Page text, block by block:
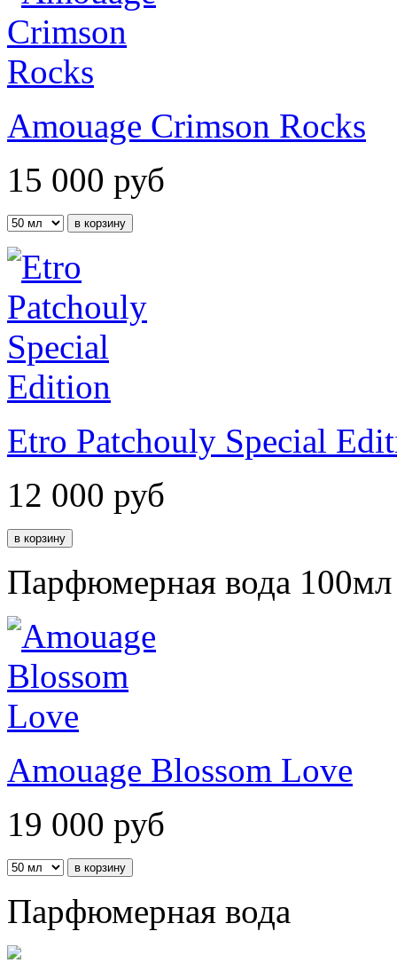
Amouage Crimson Rocks
15 000 руб
Etro Patchouly Special
12 000 руб
Парфюмерная вода 100мл
Amouage Blossom Love
19 000 руб
Парфюмерная вода